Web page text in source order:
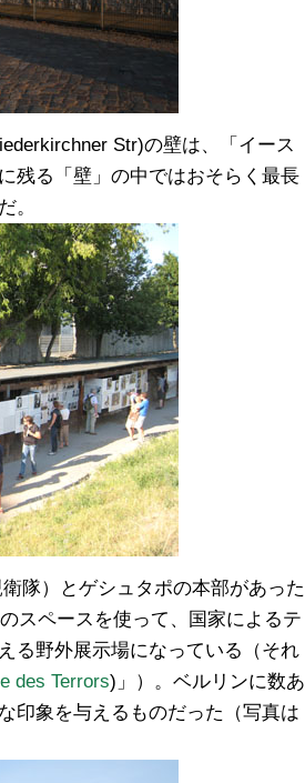
Str)の壁は、「イース
残る「壁」の中ではおそらく最長
。
隊）とゲシュタポの本部があった
スペースを使って、国家によるテ
る野外展示場になっている（それ
des Terrors)」）。ベルリンに数あ
印象を与えるものだった（写真は